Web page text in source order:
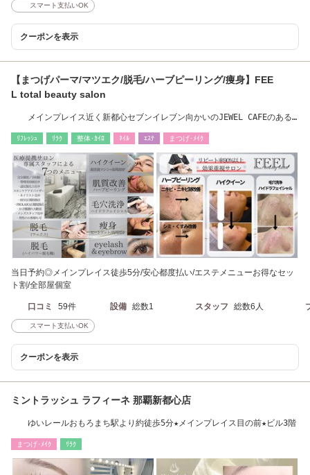
スマート支払いOK
クーポンを表示
【まつげパーマ/マツエク/脱毛/ハーブピーリング/痩身】FEE
L total beauty salon
メインプレイス近く新都心セブンイレブン向かいのJEWEL CAFEのある
ﾘﾌﾚｯｼｭ ﾘﾗｸ 整体･ｶｲﾛ ﾈｲﾙ ｴｽﾃ まつげ･ﾒｲｸ
当日予約◎メインプレイス徒歩5分/安心都度払い/エステメニューお得なセッ
ト割/全部屋個室
口コミ 59件 設備 総数1 スタッフ 総数6人
スマート支払いOK
クーポンを表示
ミントラッシュ ラフィーネ 那覇新都心店
ゆいレールおもろまち駅より約徒歩5分★メインプレイス目の前★ビル3階
まつげ･ﾒｲｸ ﾘﾗｸ